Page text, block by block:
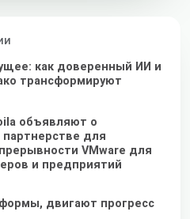
как доверенный ИИ и
трансформируют
объявляют о
партнерстве для
VMware для
и предприятий
двигают прогресс